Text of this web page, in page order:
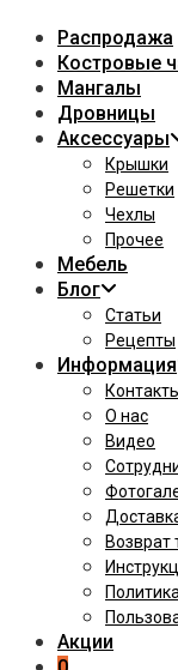
Распродажа
Костровые
Мангалы
Дровницы
Аксессуары
Крышки
Решетки
Чехлы
Прочее
Мебель
Блог
Статьи
Рецепты
Информация
О нас
Видео
Возврат
Акции